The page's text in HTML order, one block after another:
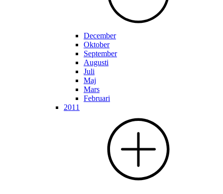
December
Oktober
September
Augusti
Juli
Maj
Mars
Februari
2011